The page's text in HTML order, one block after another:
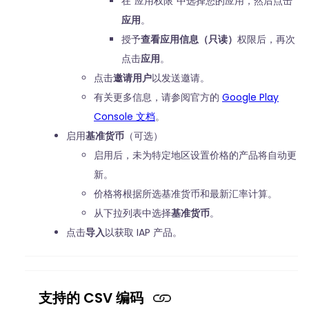
应用。
授予查看应用信息（只读） 权限后，再次
点击应用。
点击邀请用户以发送邀请。
有关更多信息，请参阅官方的 Google Play
Console 文档。
启用基准货币 （可选）
启用后，未为特定地区设置价格的产品将自动更
新。
价格将根据所选基准货币和最新汇率计算。
从下拉列表中选择基准货币。
点击导入以获取 IAP 产品。
支持的 CSV 编码